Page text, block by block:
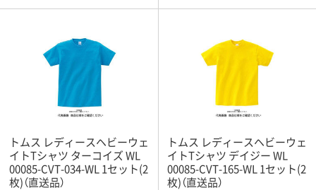
トムス レディースヘビーウェ
イトTシャツ ターコイズ WL
00085-CVT-034-WL 1セット(2
枚)（直送品）
トムス レディースヘビーウェ
イトTシャツ デイジー WL
00085-CVT-165-WL 1セット(2
枚)（直送品）